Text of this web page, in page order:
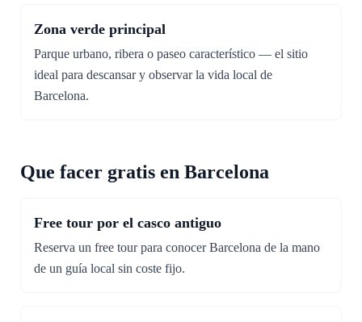
Zona verde principal
Parque urbano, ribera o paseo característico — el sitio
ideal para descansar y observar la vida local de
Barcelona.
Que facer gratis en Barcelona
Free tour por el casco antiguo
Reserva un free tour para conocer Barcelona de la mano
de un guía local sin coste fijo.